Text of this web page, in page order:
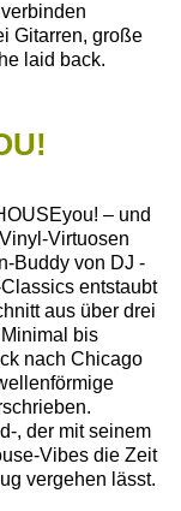
Gitarren, große
laid back.
– und
Virtuosen
Buddy von DJ -
entstaubt
aus über drei
bis
nach Chicago
, der mit seinem
Vibes die Zeit
vergehen lässt.